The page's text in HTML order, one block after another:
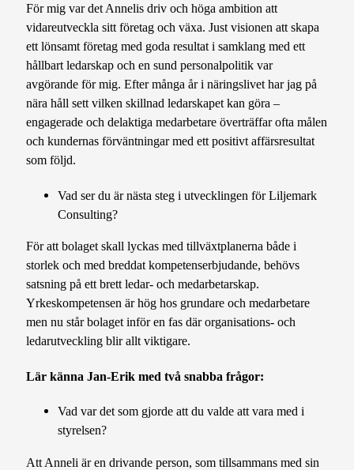
För mig var det Annelis driv och höga ambition att
vidareutveckla sitt företag och växa. Just visionen att skapa
ett lönsamt företag med goda resultat i samklang med ett
hållbart ledarskap och en sund personalpolitik var
avgörande för mig. Efter många år i näringslivet har jag på
nära håll sett vilken skillnad ledarskapet kan göra –
engagerade och delaktiga medarbetare överträffar ofta målen
och kundernas förväntningar med ett positivt affärsresultat
som följd.
Vad ser du är nästa steg i utvecklingen för Liljemark
Consulting?
För att bolaget skall lyckas med tillväxtplanerna både i
storlek och med breddat kompetenserbjudande, behövs
satsning på ett brett ledar- och medarbetarskap.
Yrkeskompetensen är hög hos grundare och medarbetare
men nu står bolaget inför en fas där organisations- och
ledarutveckling blir allt viktigare.
Lär känna Jan-Erik med två snabba frågor:
Vad var det som gjorde att du valde att vara med i
styrelsen?
Att Anneli är en drivande person, som tillsammans med sin